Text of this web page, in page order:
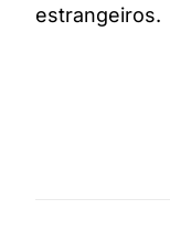
estrangeiros.